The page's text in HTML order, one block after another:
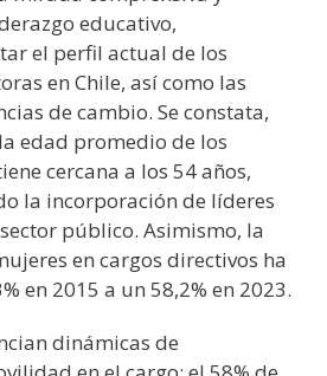
educativo,
el perfil actual de los
en Chile, así como las
de cambio. Se constata,
edad promedio de los
cercana a los 54 años,
la incorporación de líderes
público. Asimismo, la
en cargos directivos ha
en 2015 a un 58,2% en 2023.
dinámicas de